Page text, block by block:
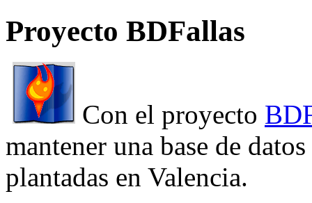
Proyecto BDFallas
Con el proyecto
mantener una base de
plantadas en Valencia.